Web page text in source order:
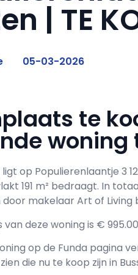
| TE
05-03-2026
te
op Populierenlaantje 3
191 m² bedraagt. In
makelaar Art of Living
deze woning is €
op de Funda pagina
die nu te koop zijn in